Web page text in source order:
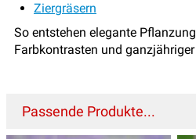
Ziergräsern
So entstehen elegante
Farbkontrasten und
Passende Produkte...